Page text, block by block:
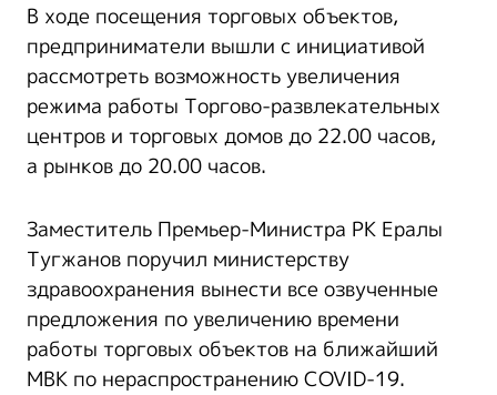
В ходе посещения торговых объектов,
предприниматели вышли с инициативой
рассмотреть возможность увеличения
режима работы Торгово-развлекательных
центров и торговых домов до 22.00 часов,
а рынков до 20.00 часов.
Заместитель Премьер-Министра РК Ералы
Тугжанов поручил министерству
здравоохранения вынести все озвученные
предложения по увеличению времени
работы торговых объектов на ближайший
МВК по нераспространению COVID-19.